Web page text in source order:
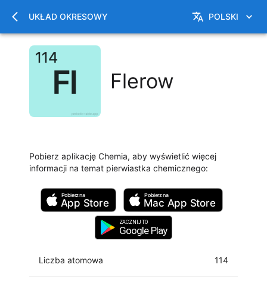
UKŁAD OKRESOWY POLSKI
Flerow
Pobierz aplikację Chemia, aby wyświetlić więcej
informacji na temat pierwiastka chemicznego:
Pobierz na
App Store
Pobierz na
Mac App Store
ZACZNIJ TO
Google Play
Liczba atomowa 114